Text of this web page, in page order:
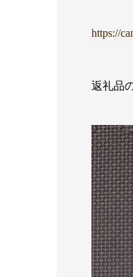
https://
返礼品